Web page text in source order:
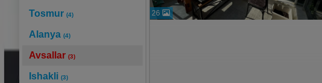
Tosmur (4)
Alanya (4)
Avsallar (3)
Ishakli (3)
26